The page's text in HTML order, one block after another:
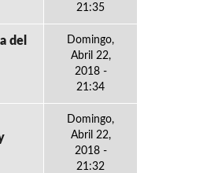
21:35
del
Domingo,
Abril 22,
2018 -
21:34
Domingo,
Abril 22,
2018 -
21:32